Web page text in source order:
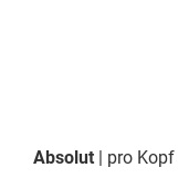
Absolut pro Kopf